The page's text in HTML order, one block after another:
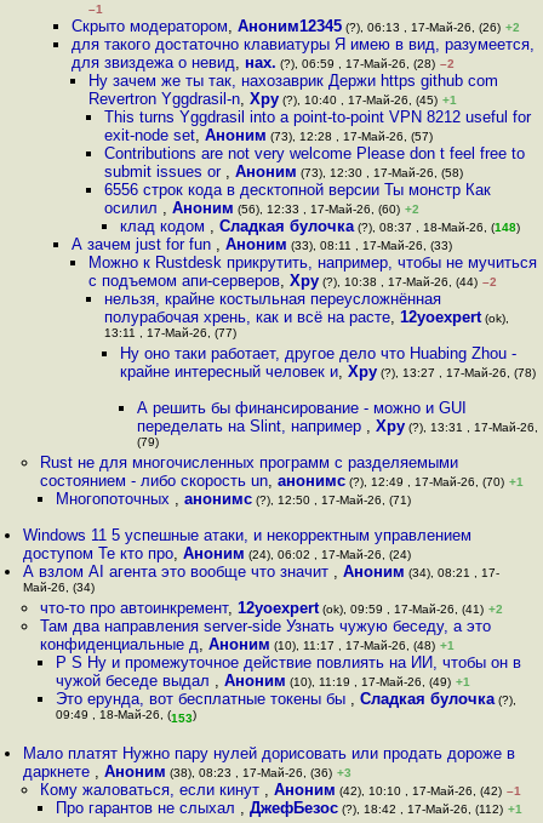
–1
Скрыто модератором,Аноним12345 (?), 06:13 , 17-Май-26, (26) +2
для такого достаточно клавиатуры Я имею в вид, разумеется,
для звиздежа о невид, нах. (?), 06:59 , 17-Май-26, (28) –2
Ну зачем же ты так, нахозаврик Держи https github com
Revertron Yggdrasil-n, Хру(?), 10:40 , 17-Май-26, (45) +1
This turns Yggdrasil into a point-to-point VPN 8212 useful for
exit-node set, Аноним (73), 12:28 , 17-Май-26, (57)
Contributions are not very welcome Please don t feel free to
submit issues or , Аноним (73), 12:30 , 17-Май-26, (58)
6556 строк кода в десктопной версии Ты монстр Как
осилил , Аноним (56), 12:33 , 17-Май-26, (60) +2
клад кодом ,Сладкая булочка (?), 08:37 , 18-Май-26, (148)
А зачем just for fun ,Аноним (33), 08:11 , 17-Май-26, (33)
Можно к Rustdesk прикрутить, например, чтобы не мучиться
с подъемом апи-серверов, Хру(?), 10:38 , 17-Май-26, (44) –2
нельзя, крайне костыльная переусложнённая
полурабочая хрень, как и всё на расте, 12yoexpert(ok),
13:11 , 17-Май-26, (77)
Ну оно таки работает, другое дело что Huabing Zhou -
крайне интересный человек и,Хру (?), 13:27 , 17-Май-26, (78)
А решить бы финансирование - можно и GUI
переделать на Slint, например , Хру(?), 13:31 , 17-Май-26,
(79)
Rust не для многочисленных программ с разделяемыми
состоянием - либо скорость un, анонимс(?), 12:49 , 17-Май-26, (70) +1
Многопоточных , анонимс(?), 12:50 , 17-Май-26, (71)
Windows 11 5 успешные атаки, и некорректным управлением
доступом Те кто про,Аноним (24), 06:02 , 17-Май-26, (24)
А взлом AI агента это вообще что значит ,Аноним (34), 08:21 , 17-
Май-26, (34)
что-то про автоинкремент, 12yoexpert(ok), 09:59 , 17-Май-26, (41) +2
Там два направления server-side Узнать чужую беседу, а это
конфиденциальные д, Аноним (10), 11:17 , 17-Май-26, (48) +1
P S Ну и промежуточное действие повлиять на ИИ, чтобы он в
чужой беседе выдал , Аноним (10), 11:19 , 17-Май-26, (49) +1
Это ерунда, вот бесплатные токены бы , Сладкая булочка(?),
09:49 , 18-Май-26, (153)
Мало платят Нужно пару нулей дорисовать или продать дороже в
даркнете ,Аноним (38), 08:23 , 17-Май-26, (36) +3
Кому жаловаться, если кинут , Аноним (42), 10:10 , 17-Май-26, (42) –1
Про гарантов не слыхал , ДжефБезос(?), 18:42 , 17-Май-26, (112) +1